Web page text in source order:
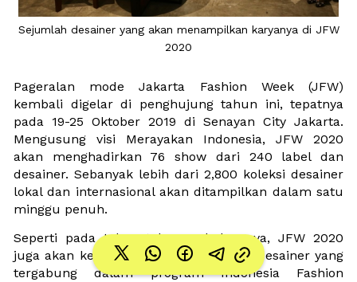
2020
Pageralan mode Jakarta Fashion Week (JFW)
kembali digelar di penghujung tahun ini, tepatnya
pada 19-25 Oktober 2019 di Senayan City Jakarta.
Mengusung visi Merayakan Indonesia, JFW 2020
akan menghadirkan 76 show dari 240 label dan
desainer. Sebanyak lebih dari 2,800 koleksi desainer
lokal dan internasional akan ditampilkan dalam satu
minggu penuh.
Seperti pada tahun-tahun sebelumnya, JFW 2020
juga akan kembali menampilkan para desainer yang
tergabung dalam program Indonesia Fashion